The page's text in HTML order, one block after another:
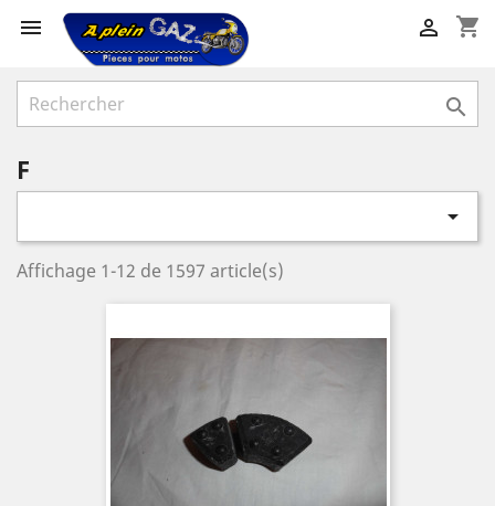
 shopping_cart


F

Affichage 1-12 de 1597 article(s)